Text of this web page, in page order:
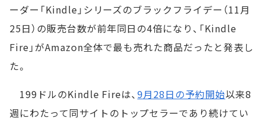
ーダー「Kindle」シリーズのブラックフライデー（11月
25日）の販売台数が前年同日の4倍になり、「Kindle
Fire」がAmazon全体で最も売れた商品だったと発表し
た。
199ドルのKindle Fireは、9月28日の予約開始以来8
週にわたって同サイトのトップセラーであり続けてい